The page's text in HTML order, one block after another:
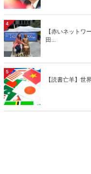
4
【赤いネットワ
田...
5
【読書亡羊】世